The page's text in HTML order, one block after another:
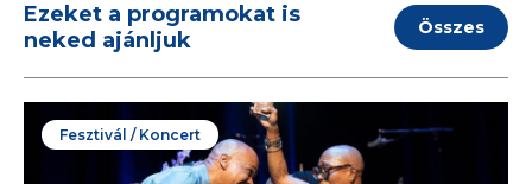
Ezeket a programokat is
neked ajánljuk
Összes
Fesztivál / Koncert